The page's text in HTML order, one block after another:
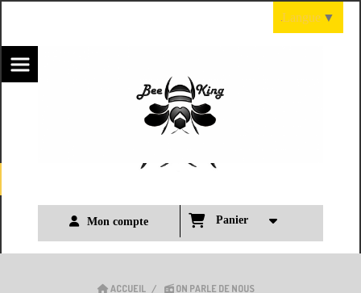
Mon compte Panier
ACCUEIL ON PARLE DE NOUS
Langue ▼
Panneau de gestion des cookies